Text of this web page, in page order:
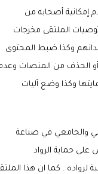
إمكانية أصحابه من
الملتقى مخرجات
وكذا ضبط المحتوى
الحذف من المنصات
وكذا وضع آليات
والجامعي في صناعة
حماية الرواد
لرواده . كما ان هذا